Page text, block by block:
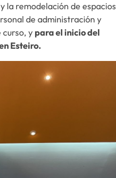
la remodelación de espacios
de administración y
curso, y para el inicio del
Esteiro.